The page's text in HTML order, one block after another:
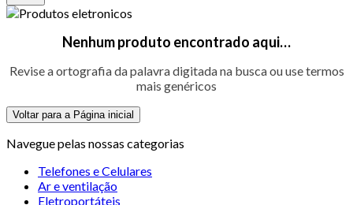
Nenhum produto encontrado aqui…
Revise a ortografia da palavra digitada na busca ou use termos
mais genéricos
Voltar para a Página inicial
Navegue pelas nossas categorias
Telefones e Celulares
Ar e ventilação
Eletroportáteis